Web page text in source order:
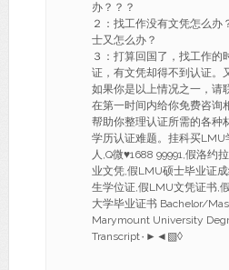
办？？？
２：找工作没有文凭怎么办
士又怎么办？
３：打算回国了，找工作的
证，有文凭却得不到认证。
如果你是以上情况之一，请
在第一时间内给你免费咨询
帮助你整理认证所需的各种
学历认证难题。挂科买LMU
人,Q微♥1688 99991,假洛约
业文凭,假LMU硕士毕业证
生学位证,假LMU文凭证书,
大学毕业证书 Bachelor/
Marymount University
Transcript۰►◄▧◊